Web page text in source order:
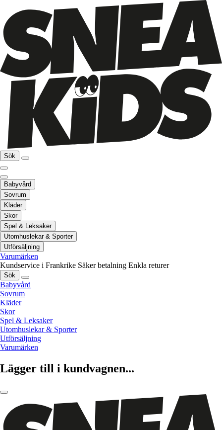
Sök
Babyvård
Sovrum
Kläder
Skor
Spel & Leksaker
Utomhuslekar & Sporter
Utförsäljning
Varumärken
Kundservice i Frankrike Säker betalning Enkla returer
Sök
Babyvård
Sovrum
Kläder
Skor
Spel & Leksaker
Utomhuslekar & Sporter
Utförsäljning
Varumärken
Lägger till i kundvagnen...